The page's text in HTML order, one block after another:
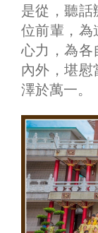
是從，聽話
位前輩，為
心力，為各
內外，堪慰
澤於萬一。